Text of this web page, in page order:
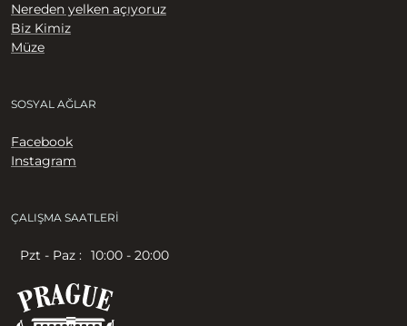
Nereden yelken açıyoruz
Biz Kimiz
Müze
SOSYAL AĞLAR
Facebook
Instagram
ÇALIŞMA SAATLERI
Pzt - Paz : 10:00 - 20:00